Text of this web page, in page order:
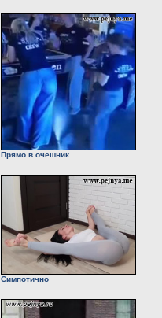
Прямо в очешник
Симпотично